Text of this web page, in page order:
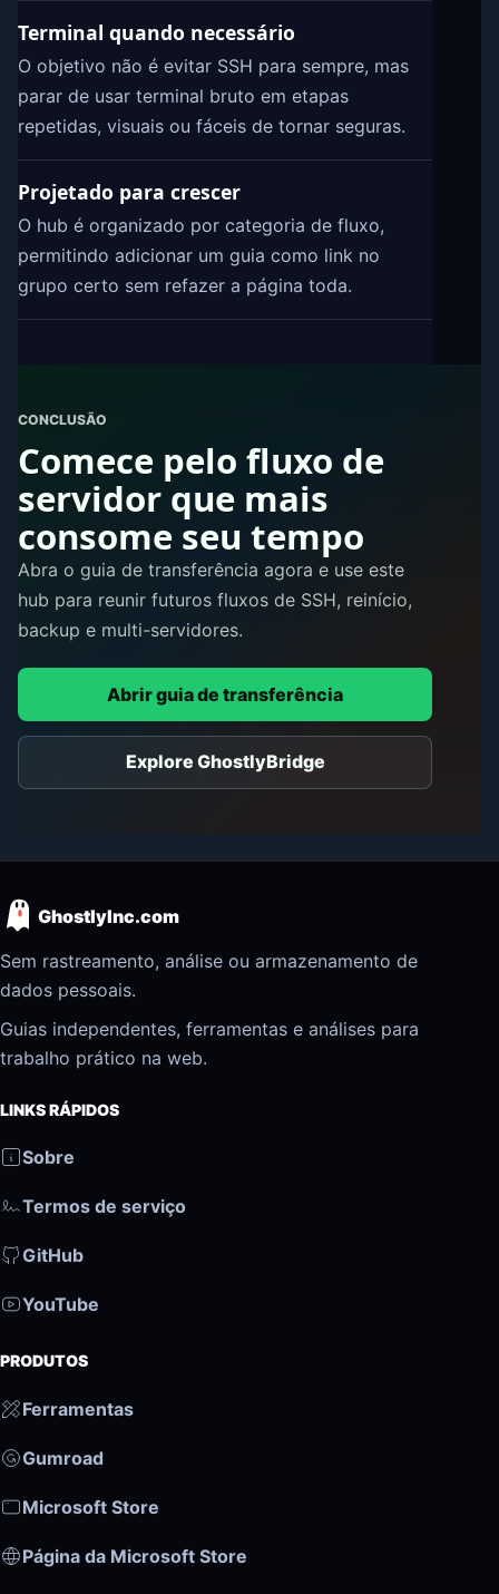
Terminal quando necessário
O objetivo não é evitar SSH para sempre, mas
parar de usar terminal bruto em etapas
repetidas, visuais ou fáceis de tornar seguras.
Projetado para crescer
O hub é organizado por categoria de fluxo,
permitindo adicionar um guia como link no
grupo certo sem refazer a página toda.
CONCLUSÃO
Comece pelo fluxo de
servidor que mais
consome seu tempo
Abra o guia de transferência agora e use este
hub para reunir futuros fluxos de SSH, reinício,
backup e multi-servidores.
Abrir guia de transferência
Explore GhostlyBridge
GhostlyInc.com
Sem rastreamento, análise ou armazenamento de
dados pessoais.
Guias independentes, ferramentas e análises para
trabalho prático na web.
LINKS RÁPIDOS
Sobre
Termos de serviço
GitHub
YouTube
PRODUTOS
Ferramentas
Gumroad
Microsoft Store
Página da Microsoft Store